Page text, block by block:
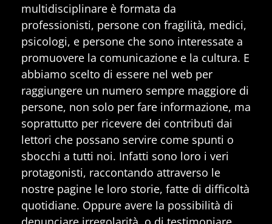
multidisciplinare è formata da
professionisti, persone con fragilità, medici,
psicologi, e persone che sono interessate a
promuovere la comunicazione e la cultura. E
abbiamo scelto di essere nel web per
raggiungere un numero sempre maggiore di
persone, non solo per fare informazione, ma
soprattutto per ricevere dei contributi dai
lettori che possano servire come spunti o
sbocchi a tutti noi. Infatti sono loro i veri
protagonisti, raccontando attraverso le
nostre pagine le loro storie, fatte di difficoltà
quotidiane. Oppure avere la possibilità di